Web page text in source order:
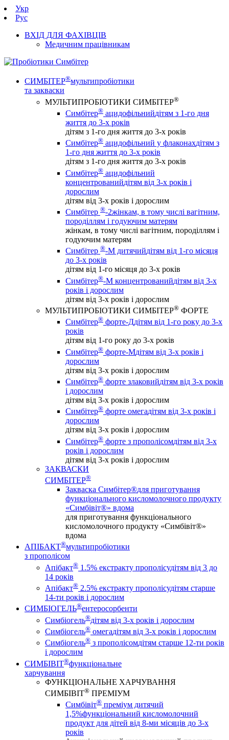
Укр
Рус
ВХІД ДЛЯ ФАХІВЦІВ
Медичним працівникам
СИМБІТЕР®мультипробіотики
та закваски
МУЛЬТИПРОБІОТИКИ СИМБІТЕР®
Симбітер® ацидофільнийдітям з 1-го дня
життя до 3-х років
дітям з 1-го дня життя до 3-х років
Симбітер® ацидофільний у флаконахдітям з
1-го дня життя до 3-х років
дітям з 1-го дня життя до 3-х років
Симбітер® ацидофільний
концентрованийдітям від 3-х років і
дорослим
дітям від 3-х років і дорослим
Симбітер ®-2жінкам, в тому числі вагітним,
породіллям і годуючим матерям
жінкам, в тому числі вагітним, породіллям і
годуючим матерям
Симбітер ®-М дитячийдітям від 1-го місяця
до 3-х років
дітям від 1-го місяця до 3-х років
Симбітер®-М концентрованийдітям від 3-х
років і дорослим
дітям від 3-х років і дорослим
МУЛЬТИПРОБІОТИКИ СИМБІТЕР® ФОРТЕ
Симбітер® форте-Ддітям від 1-го року до 3-х
років
дітям від 1-го року до 3-х років
Симбітер® форте-Мдітям від 3-х років і
дорослим
дітям від 3-х років і дорослим
Симбітер® форте злаковийдітям від 3-х років
і дорослим
дітям від 3-х років і дорослим
Симбітер® форте омегадітям від 3-х років і
дорослим
дітям від 3-х років і дорослим
Симбітер® форте з прополісомдітям від 3-х
років і дорослим
дітям від 3-х років і дорослим
ЗАКВАСКИ
СИМБІТЕР®
Закваска Симбітер®для приготування
функціонального кисломолочного продукту
«Симбівіт®» вдома
для приготування функціонального
кисломолочного продукту «Симбівіт®»
вдома
АПІБАКТ®мультипробіотики
з прополісом
Апібакт® 1.5% екстракту прополісудітям від 3 до
14 років
Апібакт® 2.5% екстракту прополісудітям старше
14-ти років і дорослим
СИМБІОГЕЛЬ®ентеросорбенти
Симбіогель®дітям від 3-х років і дорослим
Симбіогель® омегадітям від 3-х років і дорослим
Симбіогель® з прополісомдітям старше 12-ти років
і дорослим
СИМБІВІТ®функціональне
харчування
ФУНКЦІОНАЛЬНЕ ХАРЧУВАННЯ
СИМБІВІТ® ПРЕМІУМ
Симбівіт® преміум дитячий
1,5%функціональний кисломолочний
продукт для дітей від 8-ми місяців до 3-х
років